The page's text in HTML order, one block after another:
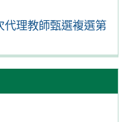
理教師甄選複選第